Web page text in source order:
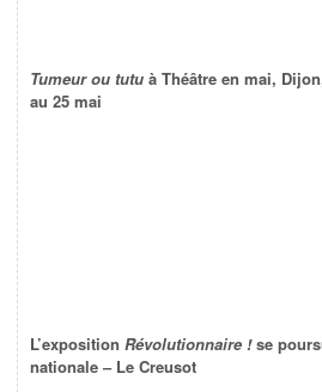
Tumeur ou tutu à Théâtre en mai,
au 25 mai
L’exposition Révolutionnaire !se
nationale – Le Creusot